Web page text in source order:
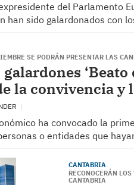
del Parlamento
han sido galardonados con
SE PODRÁN PRESENTAR LAS
la convivencia
ha convocado la
o entidades que
CANTABRIA
RECONOCERÁN
CANTABRIA